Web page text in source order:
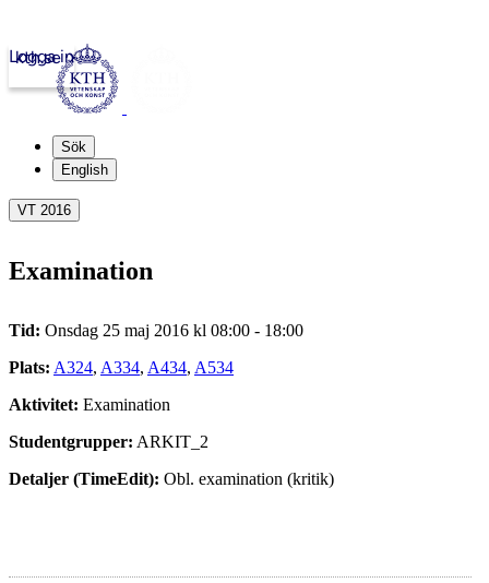
kth.se
Logga in
Sök
English
VT 2016
Examination
Tid: Onsdag 25 maj 2016 kl 08:00 - 18:00
Plats: A324, A334, A434, A534
Aktivitet: Examination
Studentgrupper: ARKIT_2
Detaljer (TimeEdit): Obl. examination (kritik)